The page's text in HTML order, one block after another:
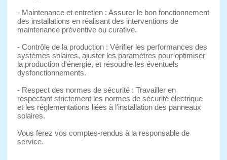
- Maintenance et entretien : Assurer le bon fonctionnement
des installations en réalisant des interventions de
maintenance préventive ou curative.
- Contrôle de la production : Vérifier les performances des
systèmes solaires, ajuster les paramètres pour optimiser
la production d'énergie, et résoudre les éventuels
dysfonctionnements.
- Respect des normes de sécurité : Travailler en
respectant strictement les normes de sécurité électrique
et les réglementations liées à l'installation des panneaux
solaires.
Vous ferez vos comptes-rendus à la responsable de
service.